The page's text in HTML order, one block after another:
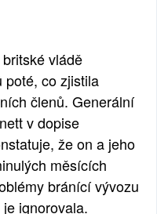
vládě
poté, co zjistila
členů. Generální
v dopise
že on a jeho
měsících
bránící vývozu
ignorovala.